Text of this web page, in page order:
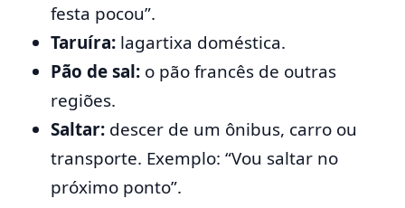
festa pocou”.
Taruíra: lagartixa doméstica.
Pão de sal: o pão francês de outras
regiões.
Saltar: descer de um ônibus, carro ou
transporte. Exemplo: “Vou saltar no
próximo ponto”.